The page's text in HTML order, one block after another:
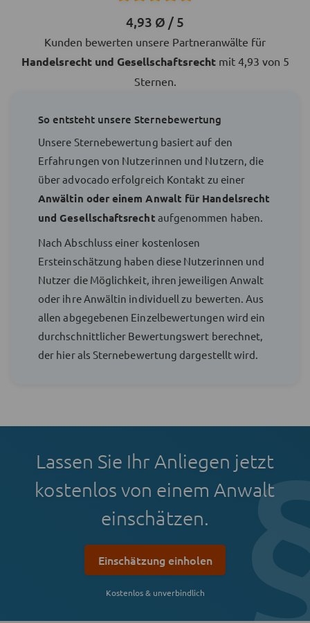
4,93 Ø / 5
Kunden bewerten unsere Partneranwälte für
Handelsrecht und Gesellschaftsrechtmit 4,93 von 5
Sternen.
So entsteht unsere Sternebewertung
Unsere Sternebewertung basiert auf den
Erfahrungen von Nutzerinnen und Nutzern, die
über advocado erfolgreich Kontakt zu einer
Anwältin oder einem Anwalt für Handelsrecht
und Gesellschaftsrecht aufgenommen haben.
Nach Abschluss einer kostenlosen
Ersteinschätzung haben diese Nutzerinnen und
Nutzer die Möglichkeit, ihren jeweiligen Anwalt
oder ihre Anwältin individuell zu bewerten. Aus
allen abgegebenen Einzelbewertungen wird ein
durchschnittlicher Bewertungswert berechnet,
der hier als Sternebewertung dargestellt wird.
Lassen Sie Ihr Anliegen jetzt
kostenlos von einem Anwalt
einschätzen.
Einschätzung einholen
Kostenlos & unverbindlich